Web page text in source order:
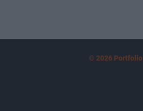
© 2026 Portfolio